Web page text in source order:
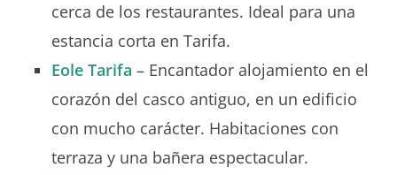
cerca de los restaurantes. Ideal para una
estancia corta en Tarifa.
Eole Tarifa – Encantador alojamiento en el
corazón del casco antiguo, en un edificio
con mucho carácter. Habitaciones con
terraza y una bañera espectacular.